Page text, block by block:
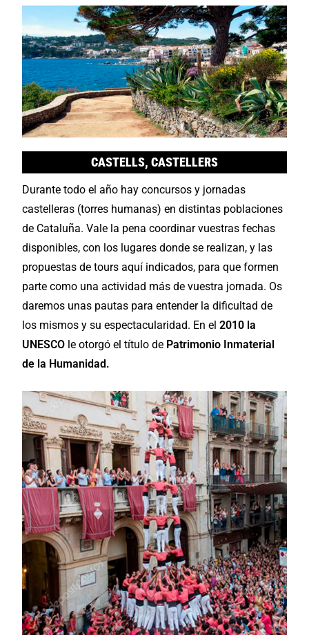
CASTELLS, CASTELLERS
Durante todo el año hay concursos y jornadas
castelleras (torres humanas) en distintas poblaciones
de Cataluña. Vale la pena coordinar vuestras fechas
disponibles, con los lugares donde se realizan, y las
propuestas de tours aquí indicados, para que formen
parte como una actividad más de vuestra jornada. Os
daremos unas pautas para entender la dificultad de
los mismos y su espectacularidad. En el2010 la
UNESCO le otorgó el título de Patrimonio Inmaterial
de la Humanidad.